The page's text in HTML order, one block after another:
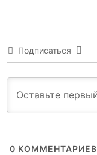
Подписаться
0 КОММЕНТАРИЕВ